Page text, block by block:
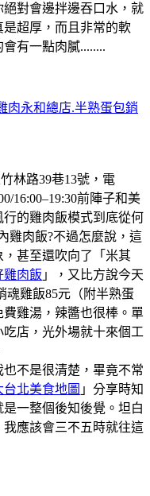
對會邊拌邊吞口水，就
超厚，而且非常的軟
有一點肉膩........
肉永和總店.半熟蛋包銷
林路39巷13號，電
16:00–19:30前陣子和美
的雞肉飯模式到底從何
雞肉飯?不過怎麼說，這
甚至還吹向了「米其
雞肉飯 」，又比方說今天
魂雞飯85元（附半熟蛋
雞湯，辣醬也很棒。單
店，光外場就十來個工
不是很清楚，畢竟不常
台北美食地圖 」分享時知
一整個後知後覺。坦白
應該會三不五時就往這